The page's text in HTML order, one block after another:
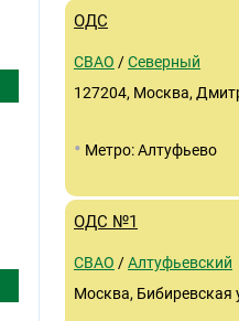
ОДС
СВАО /Северный
127204, Москва,
• Метро: Алтуфьево
ОДС №1
СВАО /Алтуфьевский
Москва, Бибиревская